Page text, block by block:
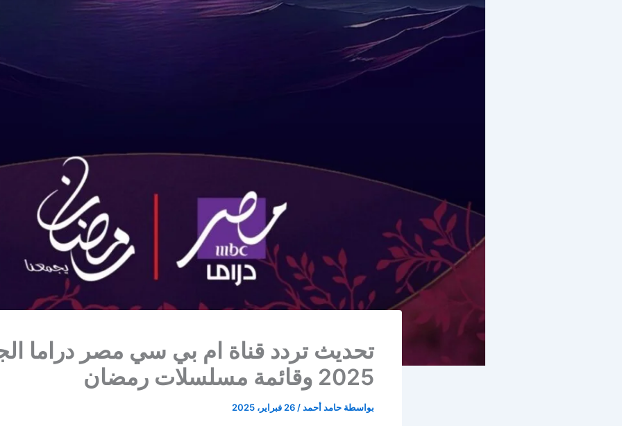
تحديث تردد قناة ام بي سي مصر دراما
2025 وقائمة مسلسلات رمضان
بواسطة حامد أحمد/26 فبراير، 2025